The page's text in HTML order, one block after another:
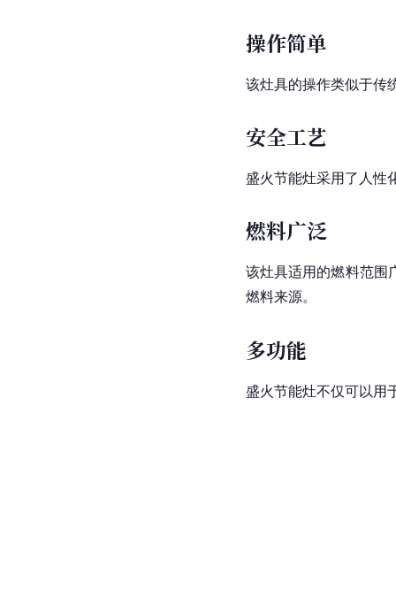
操作简单
该灶具的操作类似于传
安全工艺
盛火节能灶采用了人性
燃料广泛
该灶具适用的燃料范围
燃料来源。
多功能
盛火节能灶不仅可以用